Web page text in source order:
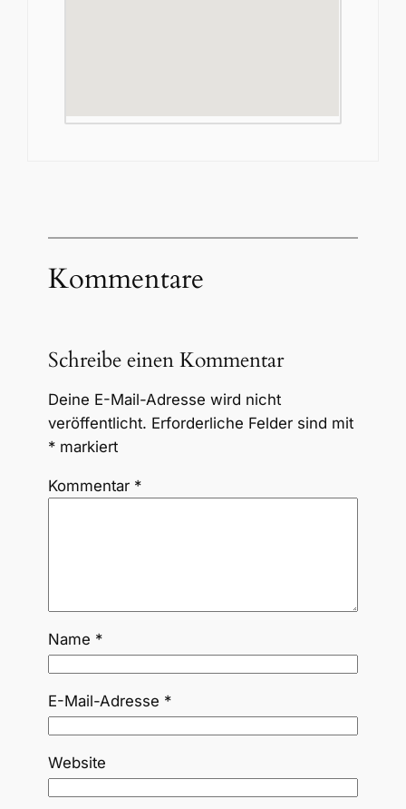
Kommentare
Schreibe einen Kommentar
Deine E-Mail-Adresse wird nicht
veröffentlicht. Erforderliche Felder sind mit
*markiert
Kommentar *
Name *
E-Mail-Adresse *
Website